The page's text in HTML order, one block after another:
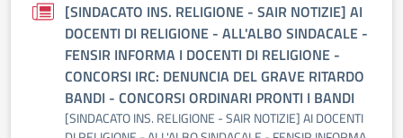
[SINDACATO INS. RELIGIONE - SAIR NOTIZIE] AI
DOCENTI DI RELIGIONE - ALL'ALBO SINDACALE -
FENSIR INFORMA I DOCENTI DI RELIGIONE -
CONCORSI IRC: DENUNCIA DEL GRAVE RITARDO
BANDI - CONCORSI ORDINARI PRONTI I BANDI
[SINDACATO INS. RELIGIONE - SAIR NOTIZIE] AI DOCENTI